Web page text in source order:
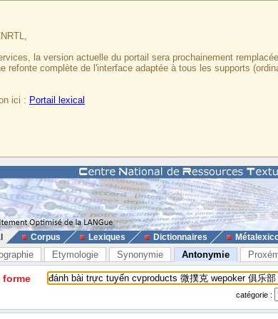
la version actuelle du portail sera prochainement
refonte complète de l'interface adaptée à tous les supports
ici : Portail lexical
Corpus Lexiques Dictionnaires
Etymologie Synonymie Antonymie
forme
catégorie :